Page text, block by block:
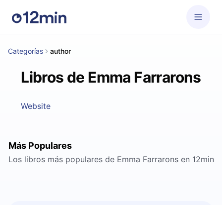
Categorías author
Libros de Emma Farrarons
Website
Más Populares
Los libros más populares de Emma Farrarons en 12min